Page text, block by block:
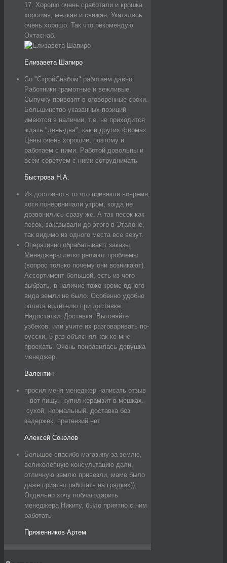
17. Хорошо очень сработали и крошка
хорошая, мелкая и свежая. Укаталась
очень хорошо. Так что рекомендую
Охтаснаб.
Елизавета Шапиро
Со "СтройСнабом" работаем давно.
Работники грамотные и вежливые.
Сыпучку привозят в оговоренные сроки.
Большинство указанных позиций
имеются в наличии, т.е. не приходится
ждать "день-два", как в других фирмах.
Цены очень хорошие, поэтому и
работаем с ними. Работой довольны и
всем советуем с ними сотрудничать
Быстрова Н.А.
Из достоинств то что привезли вовремя,
хотя понервничали утром, когда не
дозвонились сразу же. А так песок как
песок, заказывали до этого в Эталоне,
так видимо из одного места все везут.
Оперативно обрабатывают заказы.
Менеджеры легко решают проблемы
(вопрос только почему они возникают).
Ассортимент большой, есть из чего
выбрать, в наличие тоже кроме одного
вида земли не было. Особенно удобно
оплата водителю при доставке.
Недостатки: Доставка. Выгоняйте
узбеков, или учите их разговаривать по-
русски, 5 раз объяснял как ко мне
проехать. Очень понравилась девушка
менеджер.
Валентин
просил меня менеджер написать отзыв
– вот пишу. купил керамзит в мешках.
сухой, нормальный. доставка без
задержек. претензий нет
Алексей Соколов
Большое спасибо магазину за землю,
великолепную консультацию дали,
отличную землю привезли, маме было
даже приятно работать на грядках)).
Отдельно хочу поблагодарить
менеджера Никиту, было приятно с ним
работать
Пряженников Артем